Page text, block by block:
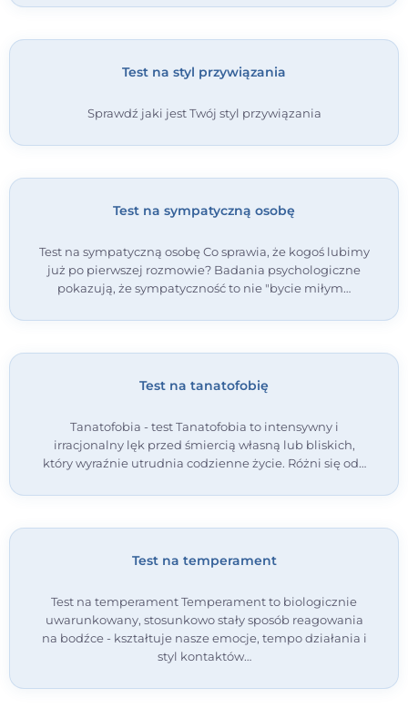
Test na styl przywiązania
Sprawdź jaki jest Twój styl przywiązania
Test na sympatyczną osobę
Test na sympatyczną osobę Co sprawia, że kogoś lubimy
już po pierwszej rozmowie? Badania psychologiczne
pokazują, że sympatyczność to nie "bycie miłym…
Test na tanatofobię
Tanatofobia - test Tanatofobia to intensywny i
irracjonalny lęk przed śmiercią własną lub bliskich,
który wyraźnie utrudnia codzienne życie. Różni się od…
Test na temperament
Test na temperament Temperament to biologicznie
uwarunkowany, stosunkowo stały sposób reagowania
na bodźce - kształtuje nasze emocje, tempo działania i
styl kontaktów…